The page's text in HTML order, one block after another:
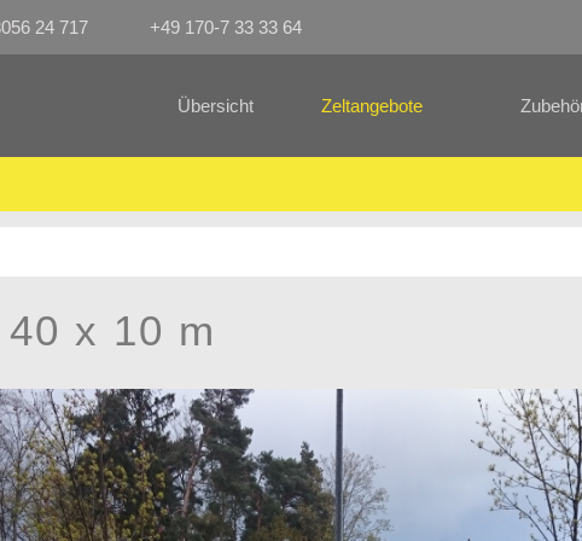
24 717 +49 170-7 33 33 64
Übersicht Zeltangebote
x 10 m